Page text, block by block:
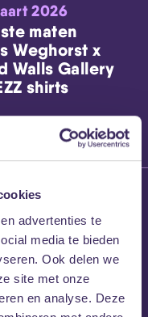
advertenties te
media te bieden
Ook delen we
site met onze
en analyse. Deze
2026
maten
Weghorst x
Walls Gallery
shirts
2026
Blog:
Kalf